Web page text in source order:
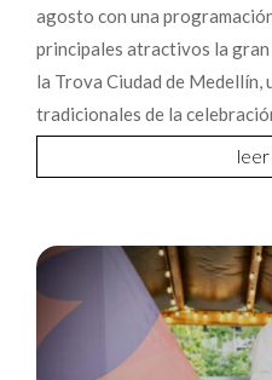
agosto con una
principales atractivos la
la Trova Ciudad de Medellín,
tradicionales de la
leer